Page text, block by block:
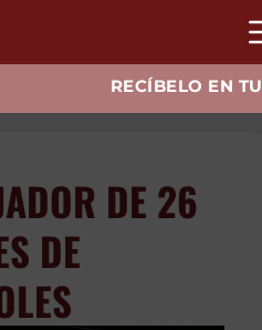
RECÍBELO EN TU
DE 26
DE